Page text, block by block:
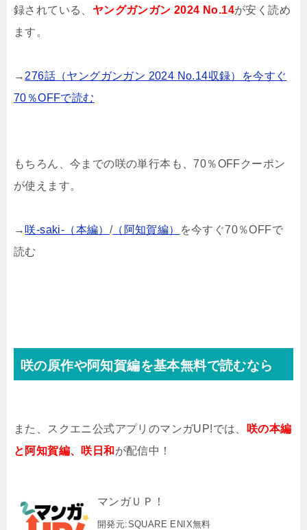
録されている、 ヤングガンガン 2024 No.14が安く読め
ます。
→ 276話（ヤングガンガン 2024 No.14収録）を今すぐ
70％OFFで読む
もちろん、今までの咲の単行本も、70％OFFクーポン
が使えます。
→ 咲-saki-（本編） /（阿知賀編）
を今すぐ70％OFFで
読む
咲の原作や阿知賀編を基本無料で読むなら
また、スクエニ公式アプリのマンガUP!では、
咲の本編
と阿知賀編、咲日和 が配信中！
マンガＵＰ！
開発元:SQUARE ENIX無料